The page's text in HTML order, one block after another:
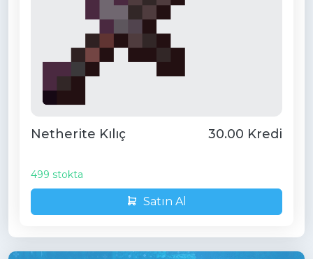
Netherite Kılıç 30.00 Kredi
499 stokta
Satın Al